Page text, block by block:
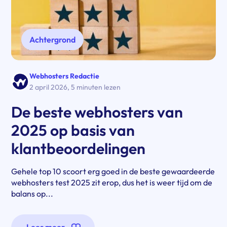
Achtergrond
Webhosters Redactie
2 april 2026,5 minuten lezen
De beste webhosters van
2025 op basis van
klantbeoordelingen
Gehele top 10 scoort erg goed in de beste gewaardeerde
webhosters test 2025 zit erop, dus het is weer tijd om de
balans op...